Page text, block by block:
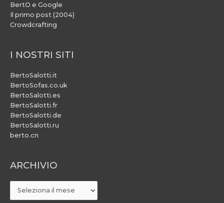
BertO e Google
Il primo post (2004)
Crowdcrafting
I NOSTRI SITI
BertoSalotti.it
BertoSofas.co.uk
BertoSalotti.es
BertoSalotti.fr
BertoSalotti.de
BertoSalotti.ru
berto.cn
ARCHIVIO
ARCHIVIO